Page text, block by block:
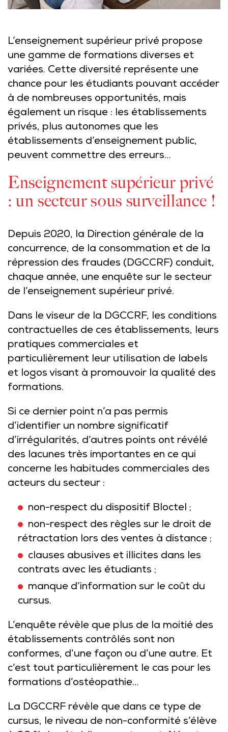
L’enseignement supérieur privé propose
une gamme de formations diverses et
variées. Cette diversité représente une
chance pour les étudiants pouvant accéder
à de nombreuses opportunités, mais
également un risque : les établissements
privés, plus autonomes que les
établissements d’enseignement public,
peuvent commettre des erreurs…
Enseignement supérieur privé
: un secteur sous surveillance !
Depuis 2020, la Direction générale de la
concurrence, de la consommation et de la
répression des fraudes (DGCCRF) conduit,
chaque année, une enquête sur le secteur
de l’enseignement supérieur privé.
Dans le viseur de la DGCCRF, les conditions
contractuelles de ces établissements, leurs
pratiques commerciales et
particulièrement leur utilisation de labels
et logos visant à promouvoir la qualité des
formations.
Si ce dernier point n’a pas permis
d’identifier un nombre significatif
d’irrégularités, d’autres points ont révélé
des lacunes très importantes en ce qui
concerne les habitudes commerciales des
acteurs du secteur :
non-respect du dispositif Bloctel ;
non-respect des règles sur le droit de
rétractation lors des ventes à distance ;
clauses abusives et illicites dans les
contrats avec les étudiants ;
manque d’information sur le coût du
cursus.
L’enquête révèle que plus de la moitié des
établissements contrôlés sont non
conformes, d’une façon ou d’une autre. Et
c’est tout particulièrement le cas pour les
formations d’ostéopathie…
La DGCCRF révèle que dans ce type de
cursus, le niveau de non-conformité s’élève